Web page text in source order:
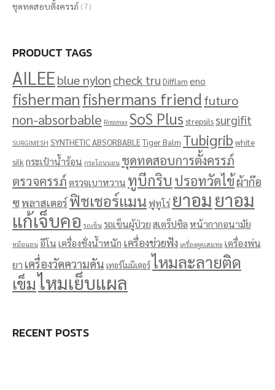
ชุดทดสอบตั้งครรภ์ (7)
PRODUCT TAGS
AILEEblue nylon check tru Difflam eno
fishermanfishermans friend futuro
non-absorbable Rossmax SoS Plus strepsils surgifit
SURGIMESH SYNTHETIC ABSORBABLETiger Balm Tubigrib white
silk กระเป๋าน้ำร้อน กระโถนนอน ชุดทดสอบการตั้งครรภ์
ตรวจครรภ์ตรวจเบาหวาน ทูบีกริบ ปรอทวัดไข้ผ้าก๊อ
ซพลาสเตอร์ฟิชเชอร์แมนฟูทูโร่ ยาอมยาอม
แก้เจ็บคอ รถเข็น รถเข็นผู้ป่วยสเตร็ปซิลหน้ากากอนามัย
หม้อนอน อีโนเครื่องชั่งน้ำหนัก เครื่องช่วยฟัง เครื่องดูดเสมหะ เครื่องพ่น
ยา เครื่องวัดความดัน เทอร์โมมิเตอร์ไหมละลายติด
เข็มไหมเย็บแผล
RECENT POSTS